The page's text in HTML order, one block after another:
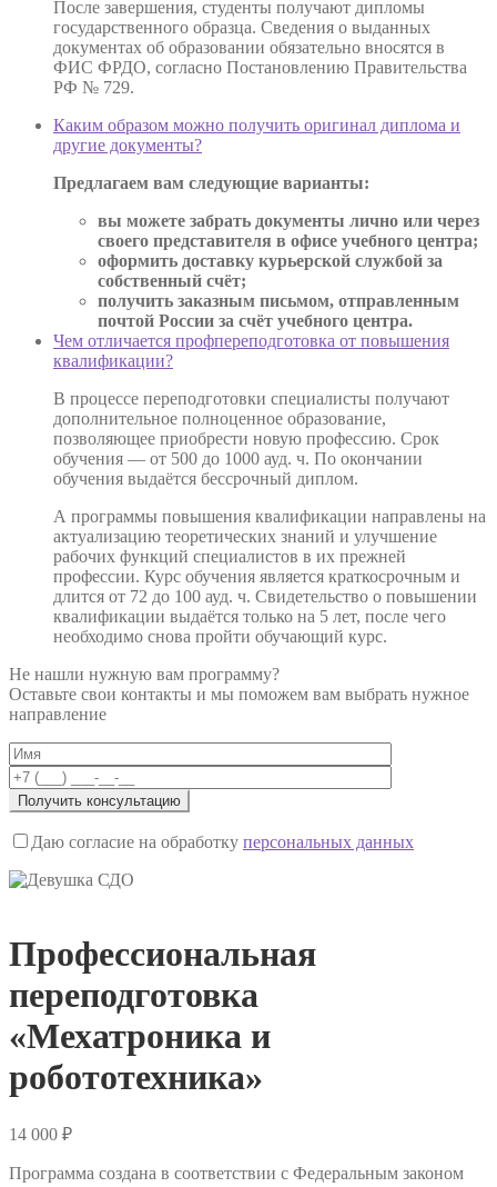
После завершения, студенты получают дипломы
государственного образца. Сведения о выданных
документах об образовании обязательно вносятся в
ФИС ФРДО, согласно Постановлению Правительства
РФ № 729.
Каким образом можно получить оригинал диплома и
другие документы?
Предлагаем вам следующие варианты:
вы можете забрать документы лично или через
своего представителя в офисе учебного центра;
оформить доставку курьерской службой за
собственный счёт;
получить заказным письмом, отправленным
почтой России за счёт учебного центра.
Чем отличается профпереподготовка от повышения
квалификации?
В процессе переподготовки специалисты получают
дополнительное полноценное образование,
позволяющее приобрести новую профессию. Срок
обучения — от 500 до 1000 ауд. ч. По окончании
обучения выдаётся бессрочный диплом.
А программы повышения квалификации направлены на
актуализацию теоретических знаний и улучшение
рабочих функций специалистов в их прежней
профессии. Курс обучения является краткосрочным и
длится от 72 до 100 ауд. ч. Свидетельство о повышении
квалификации выдаётся только на 5 лет, после чего
необходимо снова пройти обучающий курс.
Не нашли нужную вам программу?
Оставьте свои контакты и мы поможем вам выбрать нужное
направление
Даю согласие на обработку персональных данных
Профессиональная
переподготовка
«Мехатроника и
робототехника»
14 000 ₽
Программа создана в соответствии с Федеральным законом